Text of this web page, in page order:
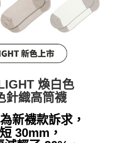
煥白色
針織高筒襪
新襪款訴求，
30mm，